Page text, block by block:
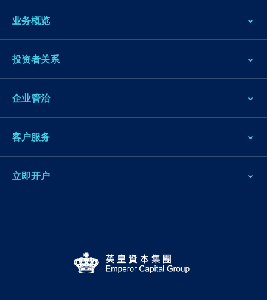
业务概览
投资者关系
企业管治
客户服务
立即开户